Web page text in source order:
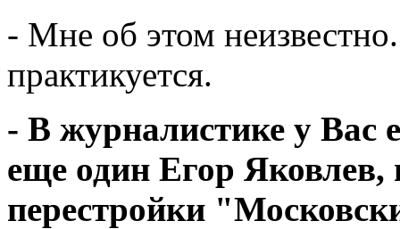
- Мне об этом
практикуется.
- В журналистике у Вас
еще один Егор Яковлев,
перестройки